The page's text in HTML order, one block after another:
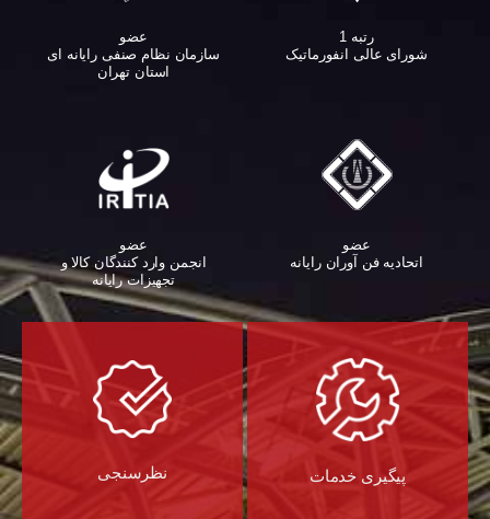
رتبه 1
شورای عالی انفورماتیک
عضو
سازمان نظام صنفی رایانه ای
استان تهران
عضو
اتحادیه فن آوران رایانه
عضو
انجمن وارد کنندگان کالا و
تجهیزات رایانه‌
پیگیری خدمات نظرسنجی